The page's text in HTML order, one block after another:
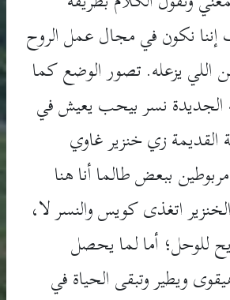
إننا نكون في مجال عمل الروح
اللي يزعله. تصور الوضع كما
الجديدة نسر بيحب يعيش في
القديمة زي خنزير غاوي
ببعض طالما أنا هنا
اتغذى كويس والنسر لا،
للوحل؛ أما لما يحصل
ويطير وتبقى الحياة في